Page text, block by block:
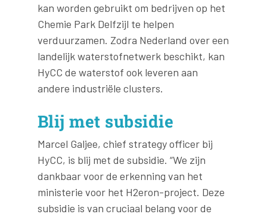
kan worden gebruikt om bedrijven op het
Chemie Park Delfzijl te helpen
verduurzamen. Zodra Nederland over een
landelijk waterstofnetwerk beschikt, kan
HyCC de waterstof ook leveren aan
andere industriële clusters.
Blij met subsidie
Marcel Galjee, chief strategy officer bij
HyCC, is blij met de subsidie. “We zijn
dankbaar voor de erkenning van het
ministerie voor het H2eron-project. Deze
subsidie is van cruciaal belang voor de